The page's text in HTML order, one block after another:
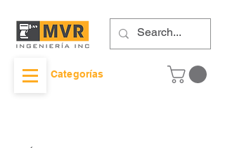
Categorías